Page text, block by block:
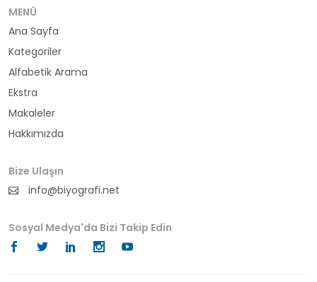
bürokrat
büyükelçi
cumhurbaşkanı
din adamı
doktor
fotoğrafçı
futbol
MENÜ
Ana Sayfa
Kategoriler
Alfabetik Arama
Ekstra
Makaleler
Hakkımızda
Bize Ulaşın
info@biyografi.net
Sosyal Medya'da Bizi Takip Edin